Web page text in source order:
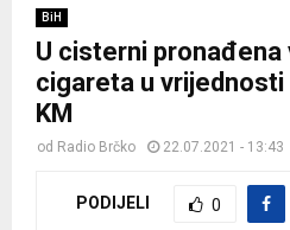
BiH
U cisterni pronađena
cigareta u
KM
od Radio Brčko 22.07.2021 - 13:43
PODIJELI 0